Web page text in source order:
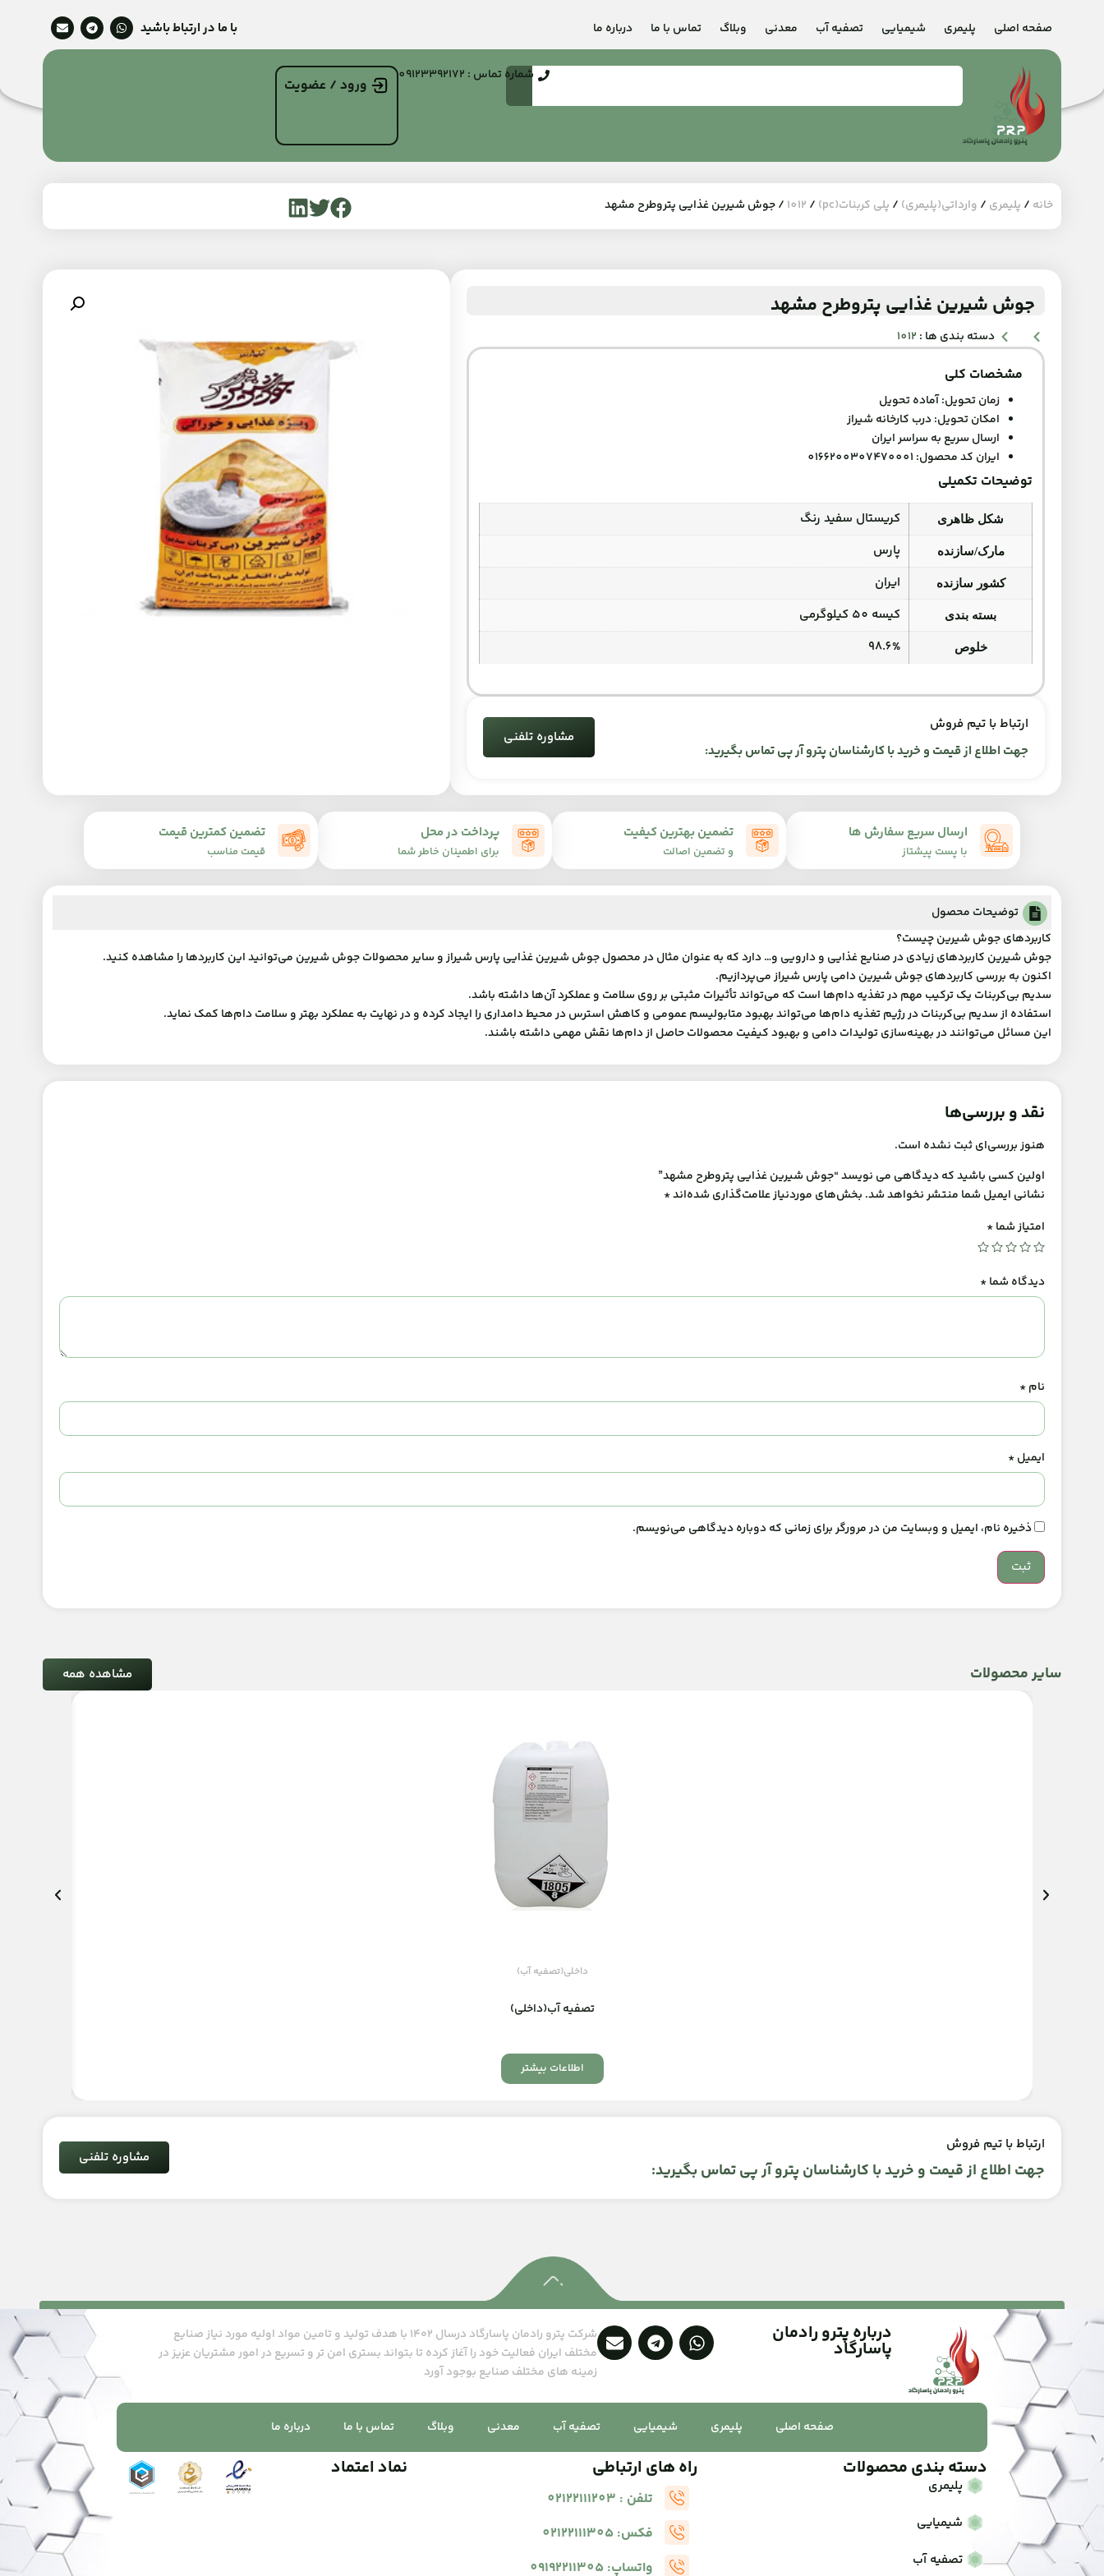
صفحه اصلی پلیمری شیمیایی تصفیه آب معدنی وبلاگ تماس با ما درباره ما با ما در ارتباط باشید
شماره تماس : 09123392172
ورود / عضویت
خانه / پلیمری / وارداتی(پلیمری) / پلی کربنات(pc) /
1012 / جوش شیرین غذایی پتروطرح مشهد
جوش شیرین غذایی پتروطرح مشهد
دسته بندی ها : 1012
مشخصات کلی
زمان تحویل: آماده تحویل
امکان تحویل: درب کارخانه شیراز
ارسال سریع به سراسر ایران
ایران کد محصول: 0166200307470001
توضیحات تکمیلی
شکل ظاهری کریستال سفید رنگ
مارک/سازنده پارس
کشور سازنده ایران
بسته بندی کیسه 50 کیلوگرمی
خلوص 98.6%
ارتباط با تیم فروش
جهت اطلاع از قیمت و خرید با کارشناسان پترو آر پی تماس بگیرید:
مشاوره تلفنی
ارسال سریع سفارش ها
با پست پیشتاز
تضمین بهترین کیفیت
و تضمین اصالت
پرداخت در محل
برای اطمینان خاطر شما
تضمین کمترین قیمت
قیمت مناسب
توضیحات محصول
کاربردهای جوش شیرین چیست؟
جوش شیرین کاربردهای زیادی در صنایع غذایی و دارویی و… دارد که به عنوان مثال در محصول جوش شیرین غذایی پارس شیراز و سایر محصولات جوش شیرین می‌توانید این کاربردها را مشاهده کنید.
اکنون به بررسی کاربردهای جوش شیرین دامی پارس شیراز می‌پردازیم.
سدیم بی‌کربنات یک ترکیب مهم در تغذیه دام‌ها است که می‌تواند تأثیرات مثبتی بر روی سلامت و عملکرد آن‌ها داشته باشد.
استفاده از سدیم بی‌کربنات در رژیم تغذیه دام‌ها می‌تواند بهبود متابولیسم عمومی و کاهش استرس در محیط دامداری را ایجاد کرده و در نهایت به عملکرد بهتر و سلامت دام‌ها کمک نماید.
این مسائل می‌توانند در بهینه‌سازی تولیدات دامی و بهبود کیفیت محصولات حاصل از دام‌ها نقش مهمی داشته باشند.
نقد و بررسی‌ها
هنوز بررسی‌ای ثبت نشده است.
اولین کسی باشید که دیدگاهی می نویسد “جوش شیرین غذایی پتروطرح مشهد”
نشانی ایمیل شما منتشر نخواهد شد. بخش‌های موردنیاز علامت‌گذاری شده‌اند*
امتیاز شما*
دیدگاه شما*
نام*
ایمیل*
ذخیره نام، ایمیل و وبسایت من در مرورگر برای زمانی که دوباره دیدگاهی می‌نویسم.
سایر محصولات مشاهده همه
داخلی(تصفیه آب)
تصفیه آب(داخلی)
اطلاعات بیشتر
ارتباط با تیم فروش
جهت اطلاع از قیمت و خرید با کارشناسان پترو آر پی تماس بگیرید:
مشاوره تلفنی
درباره پترو رادمان
پاسارگاد
شرکت پترو رادمان پاسارگاد درسال ۱۴۰۲ با هدف تولید و تامین مواد اولیه مورد نیاز صنایع
مختلف ایران فعالیت خود را آغاز کرده تا بتواند بستری امن تر و تسریع در امور مشتریان عزیز در
زمینه های مختلف صنایع بوجود آورد
صفحه اصلی پلیمری شیمیایی تصفیه آب معدنی وبلاگ تماس با ما درباره ما
دسته بندی محصولات
پلیمری
شیمیایی
تصفیه آب
راه های ارتباطی
تلفن : 02122111203
فکس: 02122111305
واتساپ: 09192211305
نماد اعتماد